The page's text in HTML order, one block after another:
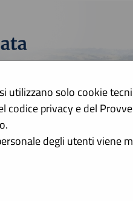
A A
utilizzano solo cookie
codice privacy e del
degli utenti viene
Che